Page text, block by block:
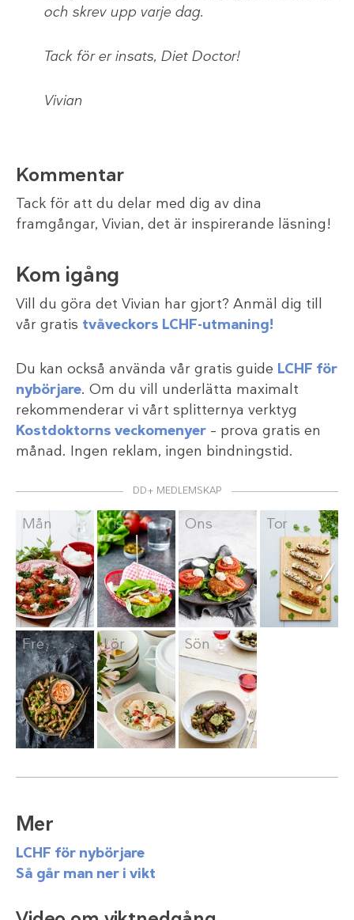
och skrev upp varje dag.
Tack för er insats, Diet Doctor!
Vivian
Kommentar
Tack för att du delar med dig av dina
framgångar, Vivian, det är inspirerande läsning!
Kom igång
Vill du göra det Vivian har gjort? Anmäl dig till
vår gratis tvåveckors LCHF-utmaning!
Du kan också använda vår gratis guide LCHF för
nybörjare. Om du vill underlätta maximalt
rekommenderar vi vårt splitternya verktyg
Kostdoktorns veckomenyer – prova gratis en
månad. Ingen reklam, ingen bindningstid.
DD+ MEDLEMSKAP
Mån Tis Ons Tor
Fre Lör Sön
Mer
LCHF för nybörjare
Så går man ner i vikt